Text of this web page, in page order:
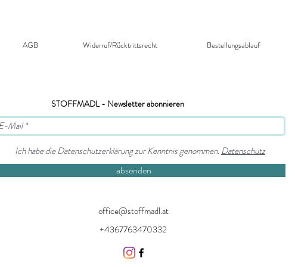
AGB Widerruf/Rücktrittsrecht​ Bestellungsablauf
STOFFMADL - Newsletter abonnieren
Ich habe die Datenschutzerklärung zur Kenntnis genommen.Datenschutz
absenden
office@stoffmadl.at
+4367763470332